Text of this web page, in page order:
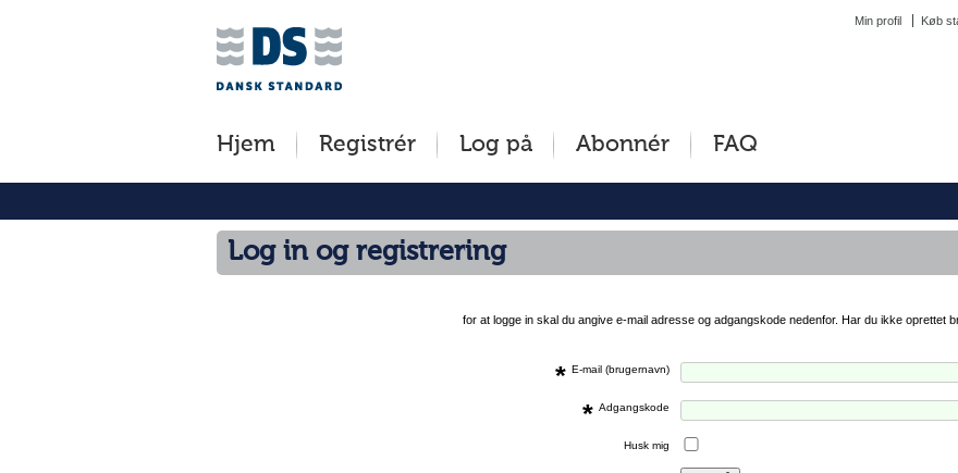
Min profil Køb
Hjem Registrér Log på Abonnér FAQ
Log in og registrering
for at logge in skal du angive e-mail adresse og adgangskode nedenfor. Har du ikke oprettet
* E-mail (brugernavn)
* Adgangskode
Husk mig